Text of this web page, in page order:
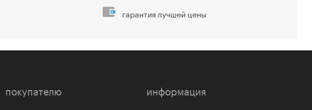
гарантия лучшей цены
покупателю информация